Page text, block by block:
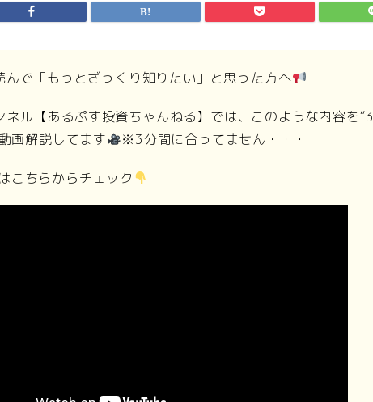
んで「もっとざっくり知りたい」と思った方へ
ネル【あるぷす投資ちゃんねる】では、このような内容を“3
画解説してます
※3分間に合ってません・・・
こちらからチェック